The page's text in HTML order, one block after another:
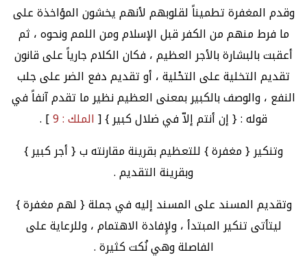
وقدم المغفرة تطميناً لقلوبهم لأنهم يخشون المؤاخذة على
ما فرط منهم من الكفر قبل الإسلام ومن اللمم ونحوه ، ثم
أعقبت بالبشارة بالأجر العظيم ، فكان الكلام جارياً على قانون
تقديم التخلية على التحْلية ، أو تقديم دفع الضر على جلب
النفع ، والوصف بالكبير بمعنى العظيم نظير ما تقدم آنفاً في
قوله : { إن أنتم إلاّ في ضلال كبير } [الملك : 9
] .
وتنكير { مغفرة } للتعظيم بقرينة مقارنته ب { أجر كبير }
وبقرينة التقديم .
وتقديم المسند على المسند إليه في جملة { لهم مغفرة }
ليتأتى تنكير المبتدأ ، ولإِفادة الاهتمام ، وللرعاية على
الفاصلة وهي نُكت كثيرة .